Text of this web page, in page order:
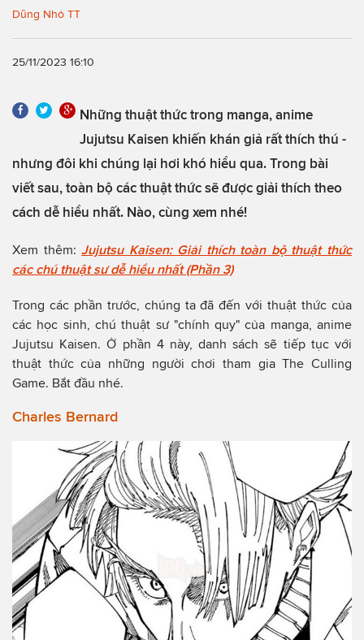
Dũng Nhỏ TT
25/11/2023 16:10
Những thuật thức trong manga, anime
Jujutsu Kaisen khiến khán giả rất thích thú -
nhưng đôi khi chúng lại hơi khó hiểu qua. Trong bài
viết sau, toàn bộ các thuật thức sẽ được giải thích theo
cách dễ hiểu nhất. Nào, cùng xem nhé!
Xem thêm:Jujutsu Kaisen: Giải thích toàn bộ thuật thức
các chú thuật sư dễ hiểu nhất (Phần 3)
Trong các phần trước, chúng ta đã đến với thuật thức của
các học sinh, chú thuật sư "chính quy" của manga, anime
Jujutsu Kaisen. Ở phần 4 này, danh sách sẽ tiếp tục với
thuật thức của những người chơi tham gia The Culling
Game. Bắt đầu nhé.
Charles Bernard